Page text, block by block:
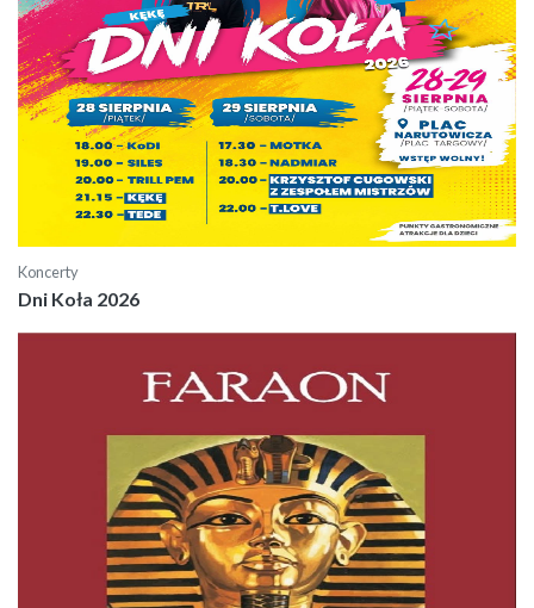
Koncerty
Dni Koła 2026